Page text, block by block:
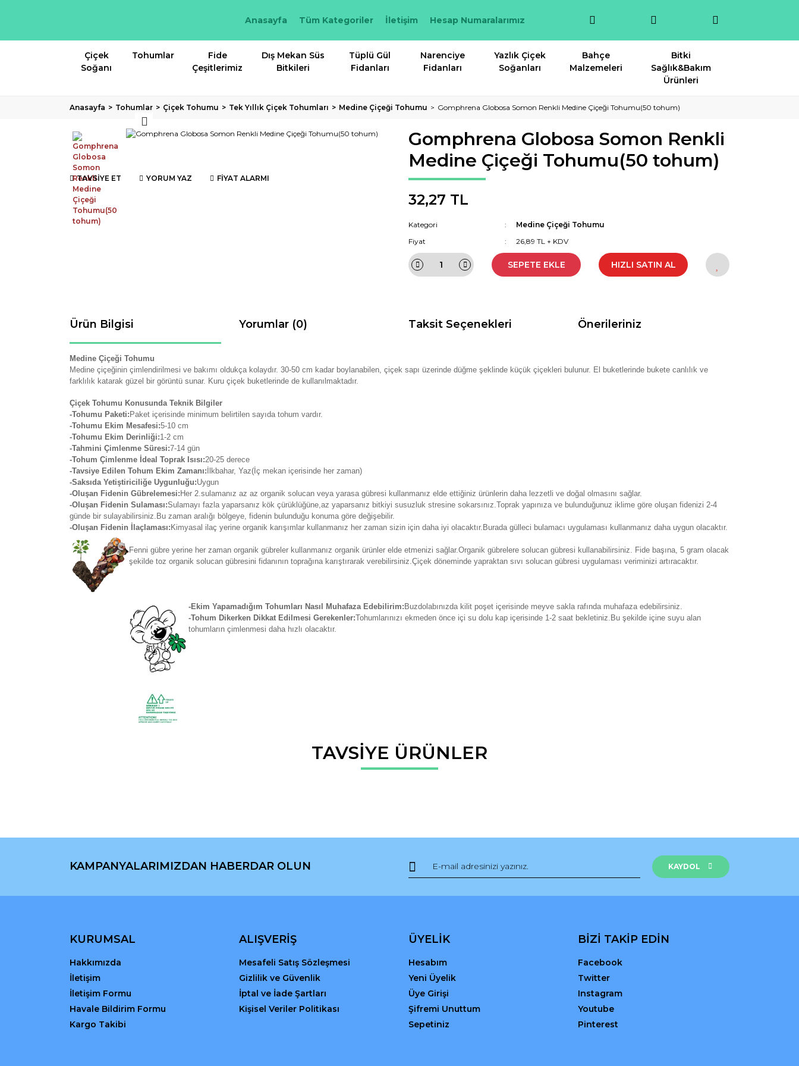
Anasayfa Tüm Kategoriler İletişim Hesap Numaralarımız
Çiçek
Soğanı
Tohumlar
Fide
Çeşitlerimiz
Dış Mekan Süs
Bitkileri
Tüplü Gül
Fidanları
Narenciye
Fidanları
Yazlık Çiçek
Soğanları
Bahçe
Malzemeleri
Bitki
Sağlık&Bakım
Ürünleri
Anasayfa Tohumlar Çiçek Tohumu Tek Yıllık Çiçek Tohumları Medine Çiçeği Tohumu Gomphrena Globosa Somon Renkli Medine Çiçeği Tohumu(50 tohum)
TAVSİYE ET YORUM YAZ FİYAT ALARMI
Gomphrena Globosa Somon Renkli
Medine Çiçeği Tohumu(50 tohum)
32,27 TL
Kategori
Medine Çiçeği Tohumu
Fiyat
26,89 TL + KDV
SEPETE EKLE HIZLI SATIN AL
Ürün Bilgisi Yorumlar (0) Taksit Seçenekleri Önerileriniz
Medine Çiçeği Tohumu
Medine çiçeğinin çimlendirilmesi ve bakımı oldukça kolaydır. 30-50 cm kadar boylanabilen, çiçek sapı üzerinde düğme şeklinde küçük çiçekleri bulunur. El buketlerinde bukete canlılık ve
farklılık katarak güzel bir görüntü sunar. Kuru çiçek buketlerinde de kullanılmaktadır.
Çiçek Tohumu Konusunda Teknik Bilgiler
-Tohumu Paketi: Paket içerisinde minimum belirtilen sayıda tohum vardır.
-Tohumu Ekim Mesafesi:5-10 cm
-Tohumu Ekim Derinliği:1-2 cm
-Tahmini Çimlenme Süresi:7-14 gün
-Tohum Çimlenme İdeal Toprak Isısı:20-25 derece
-Tavsiye Edilen Tohum Ekim Zamanı: İlkbahar, Yaz(İç mekan içerisinde her zaman)
-Saksıda Yetiştiriciliğe Uygunluğu:Uygun
-Oluşan Fidenin Gübrelemesi: Her 2.sulamanız az az organik solucan veya yarasa gübresi kullanmanız elde ettiğiniz ürünlerin daha lezzetli ve doğal olmasını sağlar.
-Oluşan Fidenin Sulaması:Sulamayı fazla yaparsanız kök çürüklüğüne,az yaparsanız bitkiyi susuzluk stresine sokarsınız.Toprak yapınıza ve bulunduğunuz iklime göre oluşan fidenizi 2-4
günde bir sulayabilirsiniz.Bu zaman aralığı bölgeye, fidenin bulunduğu konuma göre değişebilir.
-Oluşan Fidenin İlaçlaması: Kimyasal ilaç yerine organik karışımlar kullanmanız her zaman sizin için daha iyi olacaktır.Burada gülleci bulamacı uygulaması kullanmanız daha uygun olacaktır.
Fenni gübre yerine her zaman organik gübreler kullanmanız organik ürünler elde etmenizi sağlar.Organik gübrelere solucan gübresi kullanabilirsiniz. Fide başına, 5 gram olacak
şekilde toz organik solucan gübresini fidanının toprağına karıştırarak verebilirsiniz.Çiçek döneminde yapraktan sıvı solucan gübresi uygulaması veriminizi artıracaktır.
-Ekim Yapamadığım Tohumları Nasıl Muhafaza Edebilirim: Buzdolabınızda kilit poşet içerisinde meyve sakla rafında muhafaza edebilirsiniz.
-Tohum Dikerken Dikkat Edilmesi Gerekenler:Tohumlarınızı ekmeden önce içi su dolu kap içerisinde 1-2 saat bekletiniz.Bu şekilde içine suyu alan
tohumların çimlenmesi daha hızlı olacaktır.
Bu ürüne ilk yorumu siz yapın!
Bu ürünün fiyat bilgisi, resim, ürün açıklamalarında ve diğer konularda yetersiz gördüğünüz noktaları öneri formunu kullanarak tarafımıza iletebilirsiniz.
TAVSİYE ÜRÜNLER
KAMPANYALARIMIZDAN HABERDAR OLUN KAYDOL
KURUMSAL
Hakkımızda
İletişim
İletişim Formu
Havale Bildirim Formu
Kargo Takibi
ALIŞVERİŞ
Mesafeli Satış Sözleşmesi
Gizlilik ve Güvenlik
İptal ve İade Şartları
Kişisel Veriler Politikası
ÜYELİK
Hesabım
Yeni Üyelik
Üye Girişi
Şifremi Unuttum
Sepetiniz
BİZİ TAKİP EDİN
Facebook
Twitter
Instagram
Youtube
Pinterest